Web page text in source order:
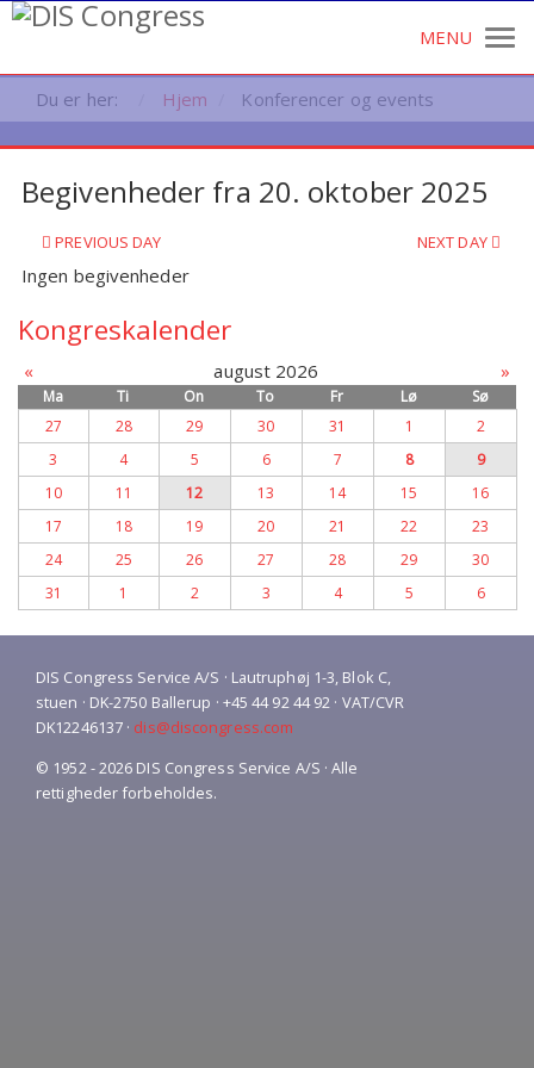
Du er her: Hjem Konferencer og events
Begivenheder fra 20. oktober 2025
PREVIOUS DAY NEXT DAY
Ingen begivenheder
Kongreskalender
« august 2026 »
Ma Ti On To Fr Lø
Sø
27
28 29 30 31 1
2
3
4 5 6 7 8
9
10
11 12 13 14 15
16
17
18 19 20 21 22
23
24
25 26 27 28 29
30
31
1 2 3 4 5 6
DIS Congress Service A/S · Lautruphøj 1-3, Blok C,
stuen · DK-2750 Ballerup · +45 44 92 44 92 · VAT/CVR
DK12246137 · dis@discongress.com
© 1952 - 2026 DIS Congress Service A/S · Alle
rettigheder forbeholdes.